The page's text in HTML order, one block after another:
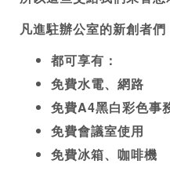
凡進駐辦公室的新創者們
都可享有：
免費水電、網路
免費A4黑白彩色事
免費會議室使用
免費冰箱、咖啡機